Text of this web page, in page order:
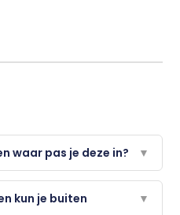
waar pas je deze in? ▼
kun je buiten
▼